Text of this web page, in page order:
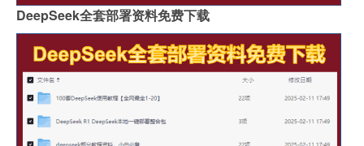
DeepSeek全套部署资料免费下载